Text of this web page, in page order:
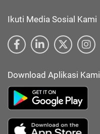
Ikuti Media Sosial Kami
Download Aplikasi Kami